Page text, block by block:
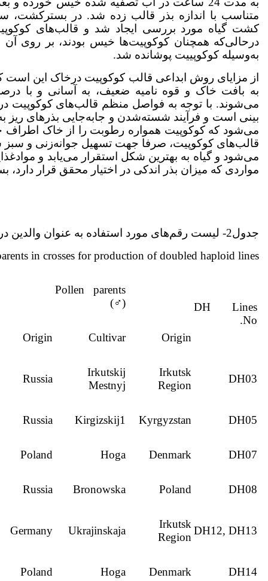
متناسب با اندازه بذر قالب زده شد. در بسترکشت،
کشت گیاه مورد بررسی ایجاد شد و قالب‌های
درحالی‌که همچنان کوکوپیت‌ها خیس بودند، بر روی آن
به‌وسیله کوکوپییت پوشانده شد.
از مزایای روش ابداعی قالب کوکوپیت درخاک این
می‌شوند. با توجه به فواصل منظم قالب‌های کوکوپیت
بینی است و فرآیند شسته‌شدن و جابه‌جایی بذرهای
می‌شود که کوکوپیت همواره رطوبت را از خاک اطراف
قالب‌های کوکوپیت، صرفا جهت تسهیل جوانه‌زنی و
می‌شود و گیاه به بهترین شکل استقرار می‌یابد و
مواردی که میزان بذر اندکی در اختیار محقق قرار دارد،
جدول2- لیست رقم‌های مورد استفاده به عنوان والدین در تلاقی برای تولید لاین‌های دابل هاپلوئید
in crosses for production of doubled haploid lines
DH Lines
No.
Pollen parents
(♂)
Origin
Cultivar
Origin
DH03
Irkutsk
Region
Irkutskij
Mestnyj
Russia
DH05
Kyrgyzstan
Kirgizskij1
Russia
DH07
Denmark
Hoga
Poland
DH08
Poland
Bronowska
Russia
DH12, DH13
Irkutsk
Region
Ukrajinskaja
Germany
DH14
Denmark
Hoga
Poland